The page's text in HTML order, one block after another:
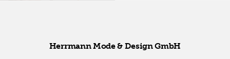
Herr­mann Mode & De­sign GmbH